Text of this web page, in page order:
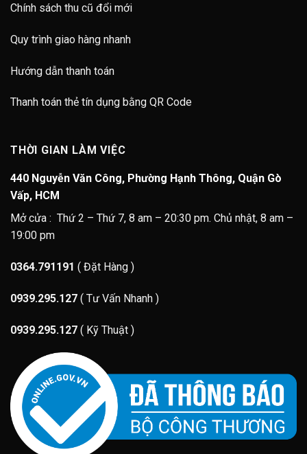
Chính sách thu cũ đổi mới
Quy trình giao hàng nhanh
Hướng dẫn thanh toán
Thanh toán thẻ tín dụng bằng QR Code
THỜI GIAN LÀM VIỆC
440 Nguyễn Văn Công, Phường Hạnh Thông, Quận Gò
Vấp, HCM
Mở cửa : Thứ 2 – Thứ 7, 8 am – 20:30 pm. Chủ nhật, 8 am –
19:00 pm
0364.791191 ( Đặt Hàng )
0939.295.127 ( Tư Vấn Nhanh )
0939.295.127 ( Kỹ Thuật )